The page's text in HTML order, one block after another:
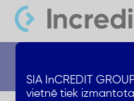
SIA InCREDIT
vietnē tiek